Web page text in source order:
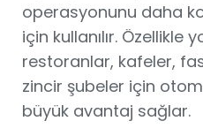
operasyonunu daha
için kullanılır. Özellikle
restoranlar, kafeler,
zincir şubeler için
büyük avantaj sağlar.